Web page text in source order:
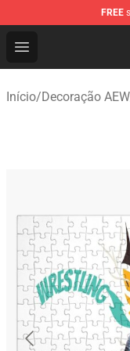
FREE
Open menu
Aew Shop ⚡️
Início/Decoração AEW